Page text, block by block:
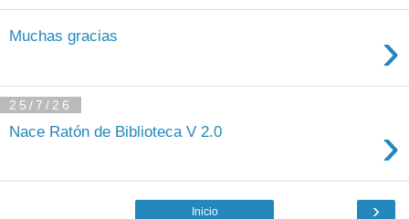
Muchas gracias ›
25/7/26
Nace Ratón de Biblioteca V 2.0 ›
›
Inicio